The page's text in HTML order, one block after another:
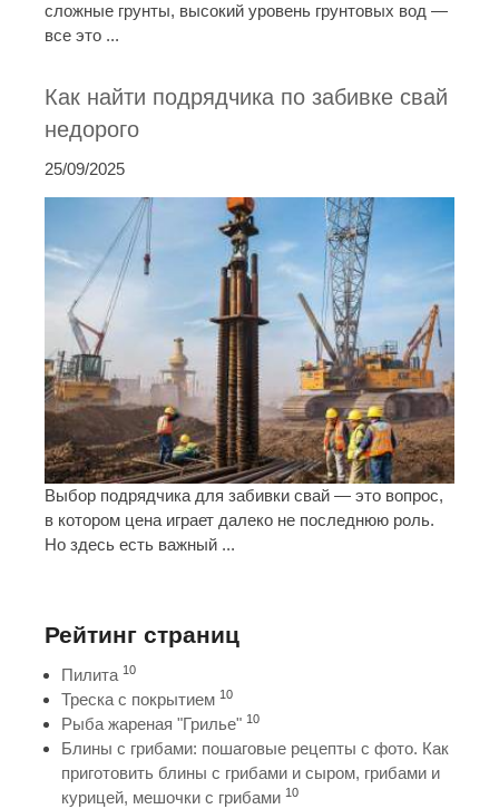
сложные грунты, высокий уровень грунтовых вод —
все это ...
Как найти подрядчика по забивке свай
недорого
25/09/2025
Выбор подрядчика для забивки свай — это вопрос,
в котором цена играет далеко не последнюю роль.
Но здесь есть важный ...
Рейтинг страниц
Пилита 10
Треска с покрытием 10
Рыба жареная "Грилье" 10
Блины с грибами: пошаговые рецепты с фото. Как
приготовить блины с грибами и сыром, грибами и
курицей, мешочки с грибами 10